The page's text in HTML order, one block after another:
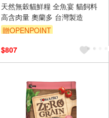
天然無穀貓鮮糧 全魚宴 貓飼料
高含肉量 奧蘭多 台灣製造
贈OPENPOINT
$807